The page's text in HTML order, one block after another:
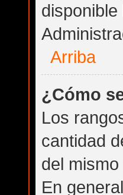
Arriba
¿Cómo
Los
cantidad
del
En